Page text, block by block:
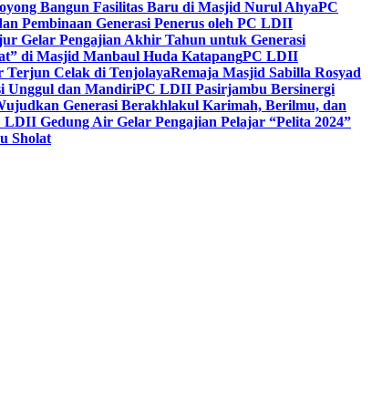
Bangun Fasilitas Baru di Masjid Nurul AhyaPC
Pembinaan Generasi Penerus oleh PC LDII
Gelar Pengajian Akhir Tahun untuk Generasi
di Masjid Manbaul Huda KatapangPC LDII
Celak di TenjolayaRemaja Masjid Sabilla Rosyad
Unggul dan MandiriPC LDII Pasirjambu Bersinergi
Generasi Berakhlakul Karimah, Berilmu, dan
LDII Gedung Air Gelar Pengajian Pelajar “Pelita 2024”
Sholat